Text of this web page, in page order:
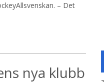
– Det
nya klubb